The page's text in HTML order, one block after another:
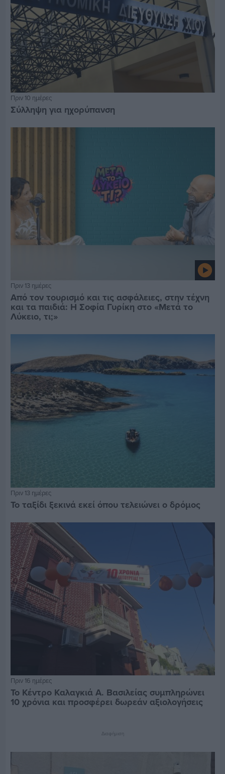
Πριν 10 ημέρες
Σύλληψη για ηχορύπανση
Πριν 13 ημέρες
Από τον τουρισμό και τις ασφάλειες, στην τέχνη
και τα παιδιά: Η Σοφία Γυρίκη στο «Μετά το
Λύκειο, τι;»
Πριν 13 ημέρες
Το ταξίδι ξεκινά εκεί όπου τελειώνει ο δρόμος
Πριν 16 ημέρες
Το Κέντρο Καλαγκιά Α. Βασιλείας συμπληρώνει
10 χρόνια και προσφέρει δωρεάν αξιολογήσεις
Διαφήμιση